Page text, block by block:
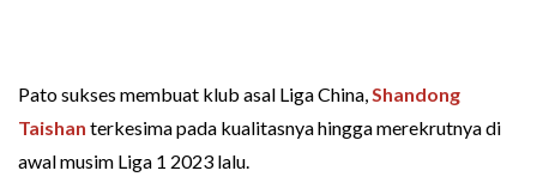
Pato sukses membuat klub asal Liga China,Shandong
Taishan terkesima pada kualitasnya hingga merekrutnya di
awal musim Liga 1 2023 lalu.